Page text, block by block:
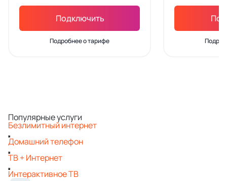
Подключить
Подробнее о тарифе
Популярные услуги
Безлимитный интернет
Домашний телефон
ТВ + Интернет
Интерактивное ТВ